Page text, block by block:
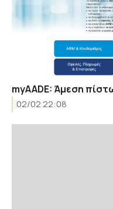
myAADE: Άμεση
02/02 22:08